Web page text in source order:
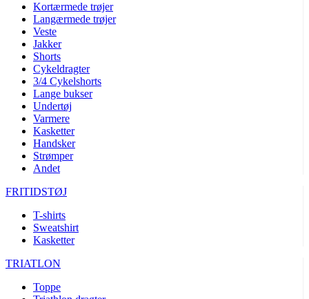
Kortærmede trøjer
Langærmede trøjer
Veste
Jakker
Shorts
Cykeldragter
3/4 Cykelshorts
Lange bukser
Undertøj
Varmere
Kasketter
Handsker
Strømper
Andet
FRITIDSTØJ
T-shirts
Sweatshirt
Kasketter
TRIATLON
Toppe